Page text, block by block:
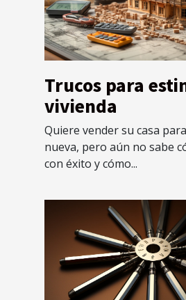
Trucos para
vivienda
Quiere vender su casa
nueva, pero aún no sabe
con éxito y cómo...